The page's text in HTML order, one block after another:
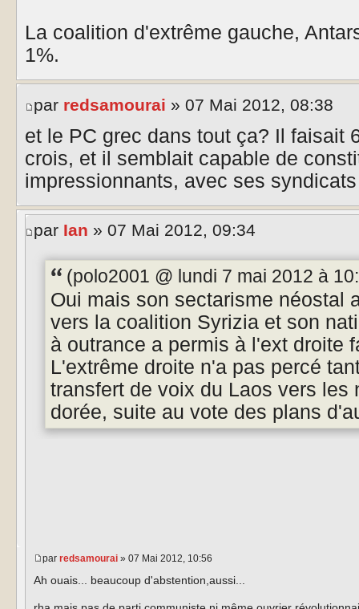
La coalition d'extrême gauche,
1%.
par redsamourai » 07 Mai 2012, 08:38
et le PC grec dans tout ça? Il faisait
crois, et il semblait capable de
impressionnants, avec ses
par Ian » 07 Mai 2012, 09:34
(polo2001 @ lundi 7 mai 2012 à
Oui mais son sectarisme néostal
vers la coalition Syrizia et son
à outrance a permis à l'ext droite
L'extrême droite n'a pas percé
transfert de voix du Laos vers les
dorée, suite au vote des plans
par redsamourai » 07 Mai 2012, 10:56
Ah ouais... beaucoup d'abstention,aussi...